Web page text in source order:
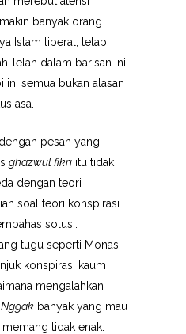
banyak orang
Islam liberal, tetap
lelah dalam barisan ini
ini semua bukan alasan
asa.
pesan yang
ghazwul fikriitu tidak
dengan teori
soal teori konspirasi
solusi.
tugu seperti Monas,
konspirasi kaum
mengalahkan
Nggak banyak yang mau
tidak enak.